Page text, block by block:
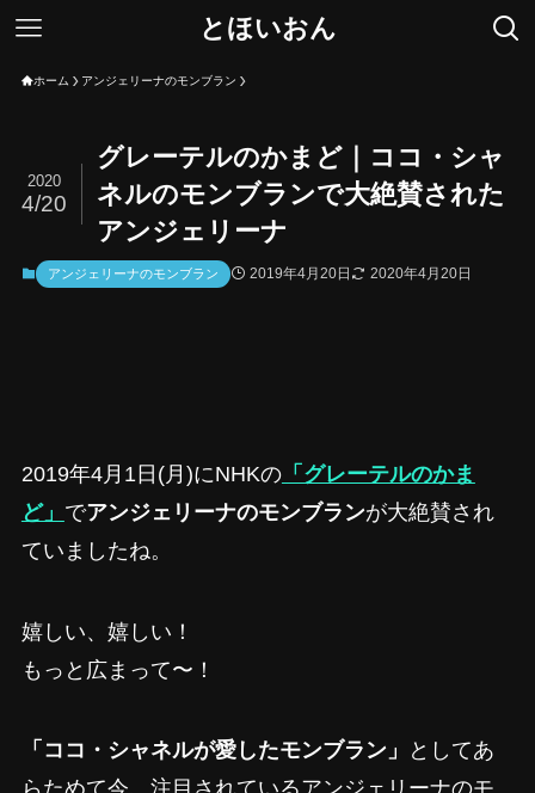
とほいおん
ホーム アンジェリーナのモンブラン
グレーテルのかまど｜ココ・シャ
ネルのモンブランで大絶賛された
アンジェリーナ
2020
4/20
アンジェリーナのモンブラン 2019年4月20日 2020年4月20日
2019年4月1日(月)にNHKの「グレーテルのかま
ど」 でアンジェリーナのモンブランが大絶賛され
ていましたね。
嬉しい、嬉しい！
もっと広まって〜！
「ココ・シャネルが愛したモンブラン」
としてあ